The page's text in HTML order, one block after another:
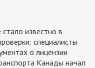
известно в
специалисты
о лицензии
Канады начал